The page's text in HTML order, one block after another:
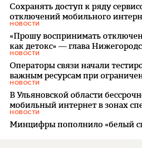
Сохранять доступ к ряду
отключений мобильного
НОВОСТИ
«Прошу воспринимать
как детокс» — глава
НОВОСТИ
Операторы связи начали
важным ресурсам при
НОВОСТИ
В Ульяновской области
мобильный интернет в зонах
НОВОСТИ
Минцифры пополнило «белый